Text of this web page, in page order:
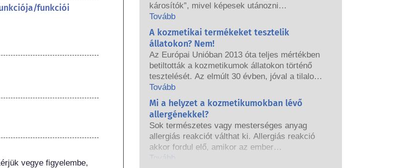
funkciói
vegye figyelembe,
károsítók”, mivel képesek utánozni
hormonjaink bizonyos tulajdonságait. Csak
azért, mert valami képes utánozni egy
hormont, még nem jelenti azt, hogy megzavarja
endokrin rendszerünket. Sok anyag, köztük a
természetesek is, utánozhatják a hormonok
tulajdonságait, de nagyon kevés ezek közt,
többnyire az erős gyógyszerek, melyeknél
valaha is kimutatták, hogy zavart okoznak az
endokrin rendszerben. A minősített,
tudományos szakértők által elvégzett szigorú
termékbiztonsági értékelések, amelyeket a
vállalatoknak törvényileg kötelesek elvégezni,
lefedik az összes lehetséges kockázatot,
beleértve a potenciális endokrin zavarokat
Tovább
A kozmetikai termékeket tesztelik
állatokon? Nem!
Az Európai Unióban 2013 óta teljes mértékben
betiltották a kozmetikumok állatokon történő
tesztelését. Az elmúlt 30 évben, jóval a tilalom
hatályba lépése előtt, a kozmetikai és
testápolási ipar kutatásba és fejlesztésbe
fogott, hogy úttörő szerepet töltsön be az
állatkísérleti eszközök alternatíváinak
fejlesztésébe, hogy értékelhesse a kozmetikai
összetevők és termékek biztonságosságát.
Tovább
Mi a helyzet a kozmetikumokban lévő
allergénekkel?
Sok természetes vagy mesterséges anyag
allergiás reakciót válthat ki. Allergiás reakció
akkor fordul elő, amikor az ember
immunrendszere olyan anyagokra reagál,
Tovább